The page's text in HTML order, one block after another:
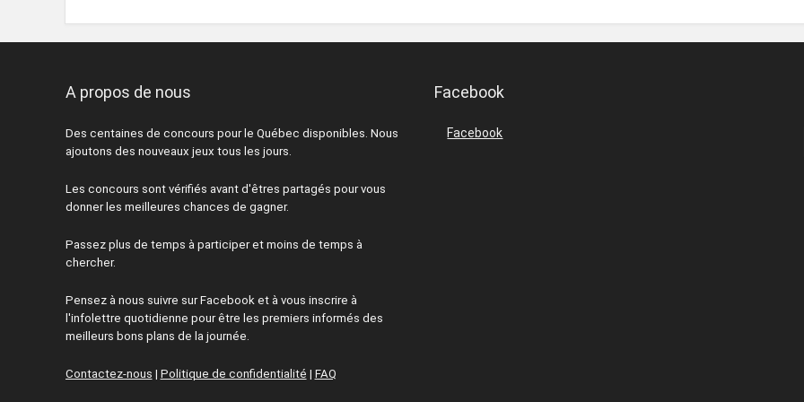
A propos de nous
Des centaines de concours pour le Québec disponibles. Nous
ajoutons des nouveaux jeux tous les jours.
Les concours sont vérifiés avant d'êtres partagés pour vous
donner les meilleures chances de gagner.
Passez plus de temps à participer et moins de temps à
chercher.
Pensez à nous suivre sur Facebook et à vous inscrire à
l'infolettre quotidienne pour être les premiers informés des
meilleurs bons plans de la journée.
Contactez-nous | Politique de confidentialité | FAQ
Facebook
Facebook